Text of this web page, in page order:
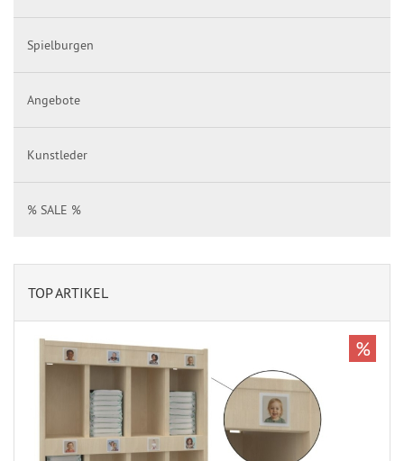
Spielburgen
Angebote
Kunstleder
% SALE %
TOP ARTIKEL
%